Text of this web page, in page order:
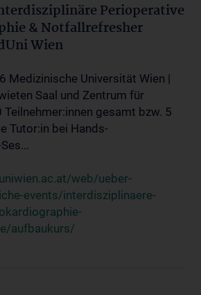
Perioperative
& Notfallrefresher
Wien
Medizinische Universität Wien |
Saal und Zentrum für
gesamt bzw. 5
Tutor:in bei Hands-
web/ueber-
events/interdisziplinaere-
aufbaukurs/